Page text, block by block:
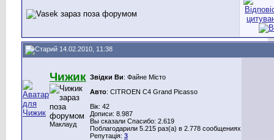
14.02.2010, 11:38
Чижик
Маклауд
Звідки Ви: Файне Місто
Авто: CITROEN C4 Grand Picasso
Вік: 42
Дописи: 8.987
Вы сказали Спасибо: 2.619
Поблагодарили 5.215 раз(а) в 2.778 сообщениях
Репутація: 3